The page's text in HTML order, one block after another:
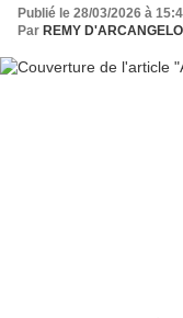
Publié le 28/03/2026 à
Par REMY D'ARCANGELO